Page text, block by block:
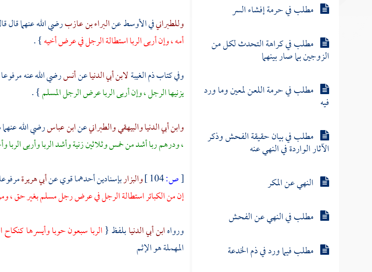
مطلب في حرمة إفشاء السر
مطلب في كراهة التحدث لكل من
الزوجين بما صار بينهما
مطلب في حرمة اللعن لمعين وما ورد
فيه
مطلب في بيان حقيقة الفحش وذكر
الآثار الواردة في النهي عنه
النهي عن المكر
مطلب في النهي عن الفحش
مطلب فيما ورد في ذم الخدعة
وللطبرانيفي الأوسط عنالبراء بن عازبرضي الله عنهما قال
أمه ، وإن أربى الربا استطالة الرجل في عرض أخيه} .
وفي كتاب ذم الغيبةلابن أبي الدنياعنأنسرضي الله عنه
يزنيها الرجل ، وإن أربى الربا عرض الرجل المسلم} .
وابن أبي الدنياوالبيهقيوالطبرانيعنابن عباسرضي الله
، ودرهم ربا أشد من خمس وثلاثين زنية وأشد الربا وأربى الربا
[ص: والبزاربإسنادين أحدهما قوي عنأبي هريرة
إن من الكبائر استطالة الرجل في عرض رجل مسلم بغير حق ، ومن
ورواهابن أبي الدنيابلفظ {الربا سبعون حوبا وأيسرها
المهملة هو الإثم